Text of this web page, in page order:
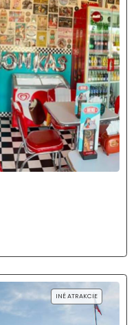
INÉ ATRAKCIE